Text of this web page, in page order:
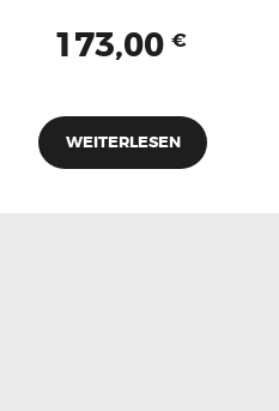
173,00 €
WEITERLESEN